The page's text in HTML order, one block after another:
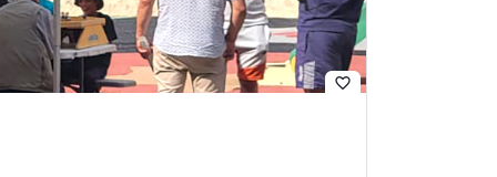
favorite_border